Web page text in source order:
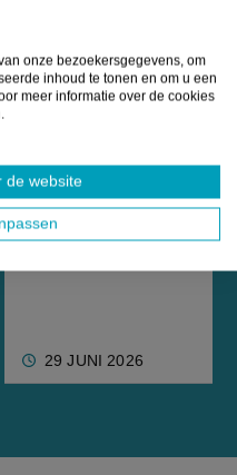
onze bezoekersgegevens, om
inhoud te tonen en om u een
meer informatie over de cookies
de website
Podcast: Waarom
het stikstofdebat
is dan het lijkt
29 JUNI 2026